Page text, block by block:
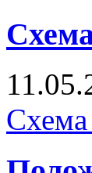
Схема